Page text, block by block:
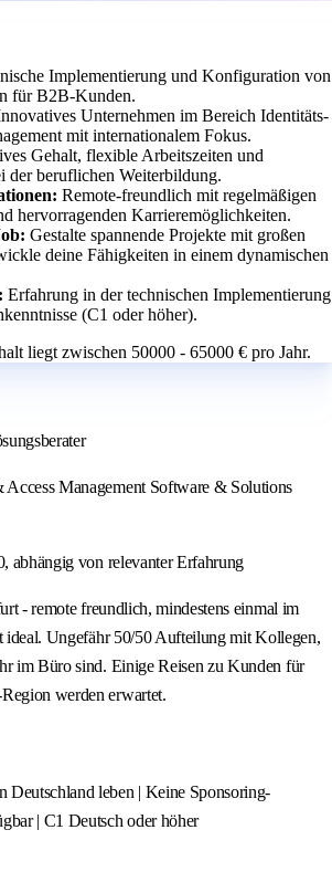
Implementierung und Konfiguration von
für B2B-Kunden.
Unternehmen im Bereich Identitäts-
mit internationalem Fokus.
Gehalt, flexible Arbeitszeiten und
der beruflichen Weiterbildung.
Remote-freundlich mit regelmäßigen
hervorragenden Karrieremöglichkeiten.
Gestalte spannende Projekte mit großen
deine Fähigkeiten in einem dynamischen
Erfahrung in der technischen Implementierung
(C1 oder höher).
liegt zwischen 50000 - 65000 € pro Jahr.
Management Software & Solutions
abhängig von relevanter Erfahrung
- remote freundlich, mindestens einmal im
ideal. Ungefähr 50/50 Aufteilung mit Kollegen,
im Büro sind. Einige Reisen zu Kunden für
werden erwartet.
Deutschland leben | Keine Sponsoring-
| C1 Deutsch oder höher